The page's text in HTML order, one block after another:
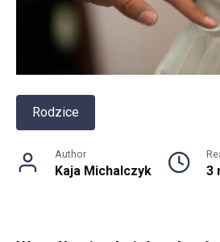
Rodzice
Author
Kaja Michalczyk 3